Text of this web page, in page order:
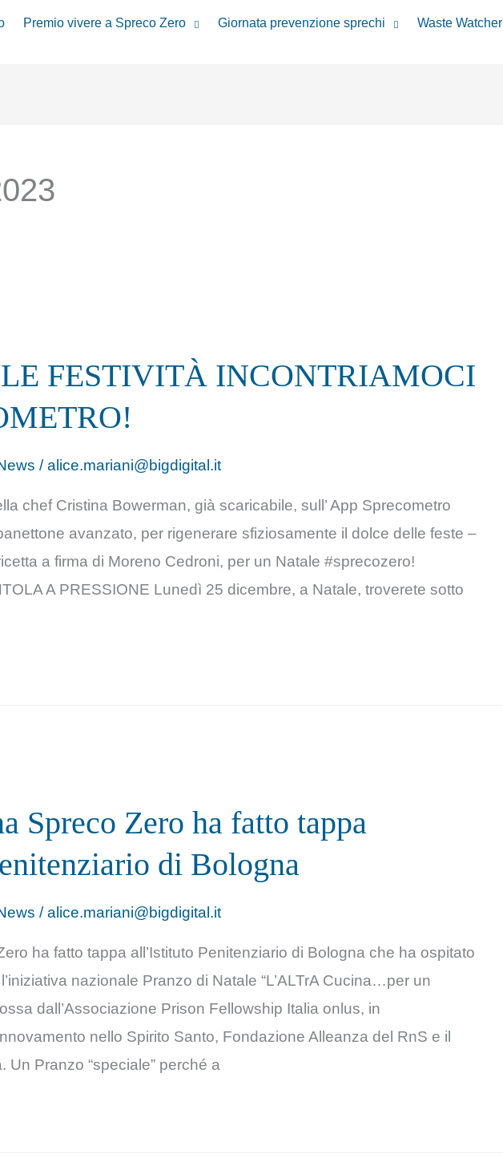
Premio vivere a Spreco Zero Giornata prevenzione sprechi Waste Watcher
FESTIVITÀ INCONTRIAMOCI
/alice.mariani@bigdigital.it
chef Cristina Bowerman, già scaricabile, sull’ App Sprecometro
avanzato, per rigenerare sfiziosamente il dolce delle feste –
a firma di Moreno Cedroni, per un Natale #sprecozero!
A PRESSIONE Lunedì 25 dicembre, a Natale, troverete sotto
Spreco Zero ha fatto tappa
di Bologna
/alice.mariani@bigdigital.it
ha fatto tappa all’Istituto Penitenziario di Bologna che ha ospitato
nazionale Pranzo di Natale “L’ALTrA Cucina…per un
dall’Associazione Prison Fellowship Italia onlus, in
nello Spirito Santo, Fondazione Alleanza del RnS e il
Un Pranzo “speciale” perché a